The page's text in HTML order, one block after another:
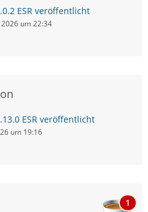
ESR veröffentlicht
um 22:34
ESR veröffentlicht
um 19:16
1